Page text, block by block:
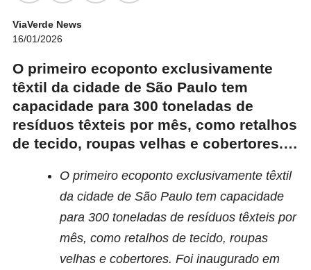
ViaVerde News
16/01/2026
O primeiro ecoponto exclusivamente
têxtil da cidade de São Paulo tem
capacidade para 300 toneladas de
resíduos têxteis por mês, como retalhos
de tecido, roupas velhas e cobertores.…
O primeiro ecoponto exclusivamente têxtil
da cidade de São Paulo tem capacidade
para 300 toneladas de resíduos têxteis por
mês, como retalhos de tecido, roupas
velhas e cobertores. Foi inaugurado em